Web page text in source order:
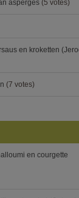
asperges (5 votes)
en kroketten
(7 votes)
en courgette